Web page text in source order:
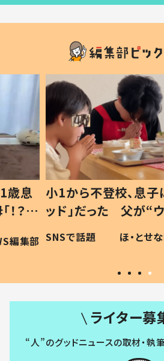
歳息
？」
編集部
小1から不登校、息子
ッド」だった 父が“
作り続ける理由とは
#令和の子
SNSで話題 ほ・とせ
ライター募
“人”のグッドニュースの取材・執